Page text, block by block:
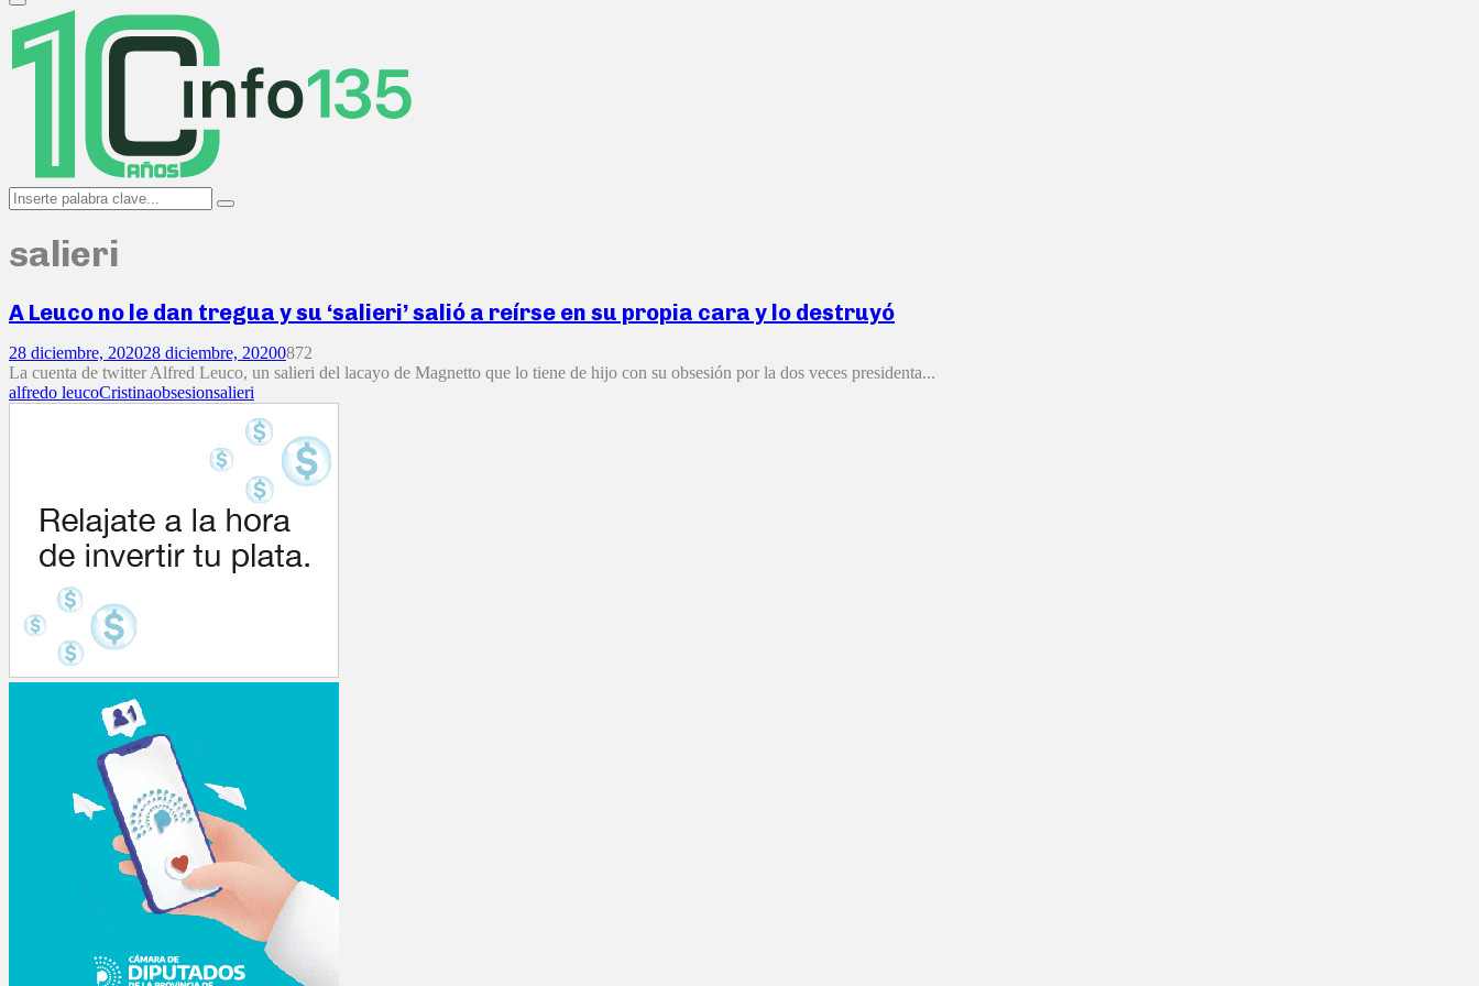
Primary
Menu
Search
for:
Search
salieri
A Leuco no le dan tregua y su ‘salieri’ salió a reírse en su propia cara y lo destruyó
28 diciembre, 202028 diciembre, 20200872
La cuenta de twitter Alfred Leuco, un salieri del lacayo de Magnetto que lo tiene de hijo con su obsesión por la dos veces presidenta...
alfredo leucoCristinaobsesionsalieri